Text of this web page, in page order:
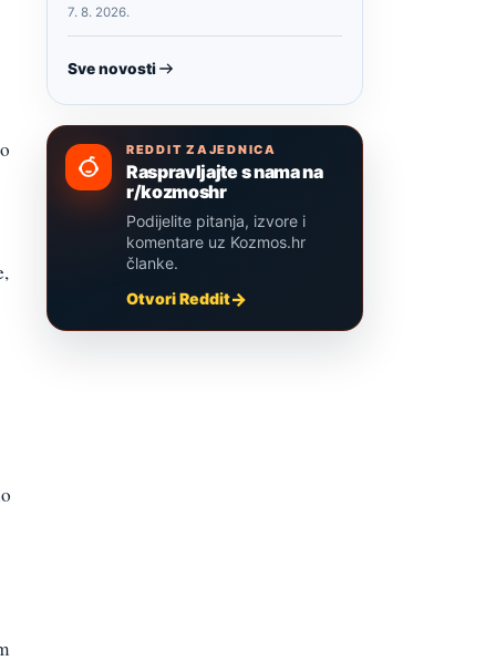
7. 8. 2026.
Sve novosti
REDDIT ZAJEDNICA
Raspravljajte s nama na
r/kozmoshr
Podijelite pitanja, izvore i
komentare uz Kozmos.hr
članke.
Otvori Reddit